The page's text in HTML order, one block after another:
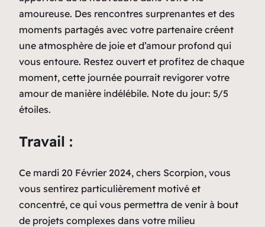
amoureuse. Des rencontres surprenantes et des
moments partagés avec votre partenaire créent
une atmosphère de joie et d’amour profond qui
vous entoure. Restez ouvert et profitez de chaque
moment, cette journée pourrait revigorer votre
amour de manière indélébile. Note du jour: 5/5
étoiles.
Travail :
Ce mardi 20 Février 2024, chers Scorpion, vous
vous sentirez particulièrement motivé et
concentré, ce qui vous permettra de venir à bout
de projets complexes dans votre milieu